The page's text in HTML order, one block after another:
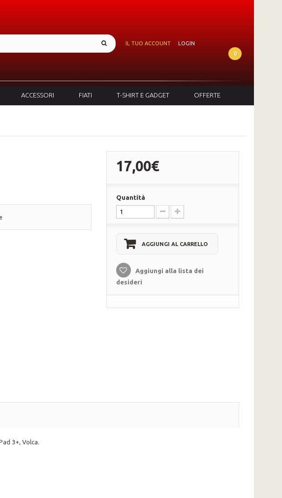
IL TUO ACCOUNT
LOGIN
0
ACCESSORI FIATI T-SHIRT E GADGET OFFERTE
17,00€
Quantità
AGGIUNGI AL CARRELLO
Aggiungi alla lista dei
desideri
3+, Volca.